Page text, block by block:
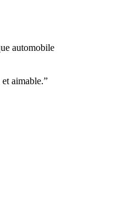
automobile
aimable.”